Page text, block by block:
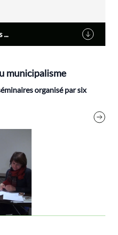
municipalisme
organisé par six
...